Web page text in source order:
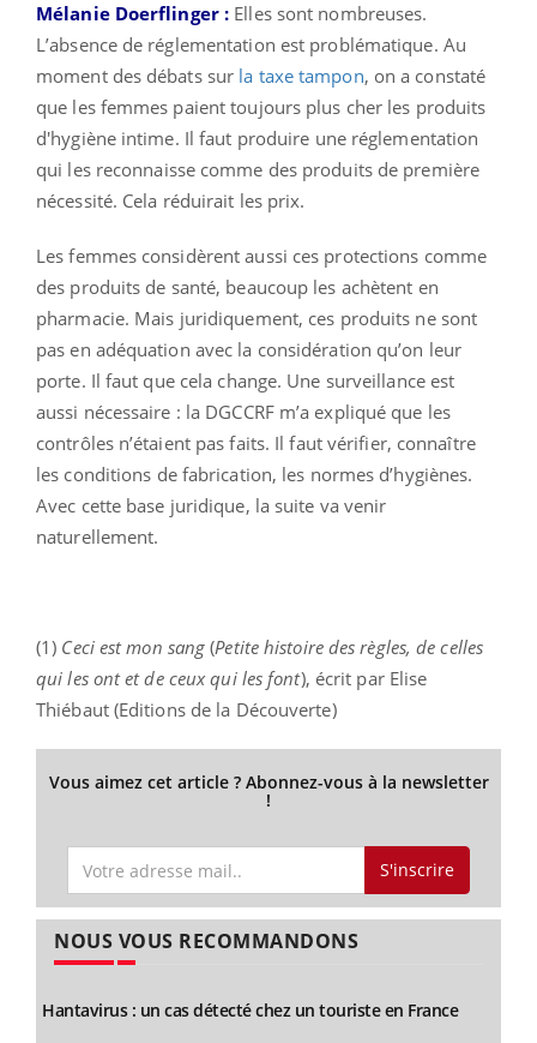
Mélanie Doerflinger : Elles sont nombreuses.
L’absence de réglementation est problématique. Au
moment des débats sur la taxe tampon, on a constaté
que les femmes paient toujours plus cher les produits
d'hygiène intime. Il faut produire une réglementation
qui les reconnaisse comme des produits de première
nécessité. Cela réduirait les prix.
Les femmes considèrent aussi ces protections comme
des produits de santé, beaucoup les achètent en
pharmacie. Mais juridiquement, ces produits ne sont
pas en adéquation avec la considération qu’on leur
porte. Il faut que cela change. Une surveillance est
aussi nécessaire : la DGCCRF m’a expliqué que les
contrôles n’étaient pas faits. Il faut vérifier, connaître
les conditions de fabrication, les normes d’hygiènes.
Avec cette base juridique, la suite va venir
naturellement.
(1) Ceci est mon sang (Petite histoire des règles, de celles
qui les ont et de ceux qui les font), écrit par Elise
Thiébaut (Editions de la Découverte)
Vous aimez cet article ? Abonnez-vous à la newsletter
!
S'inscrire
NOUS VOUS RECOMMANDONS
Hantavirus : un cas détecté chez un touriste en France